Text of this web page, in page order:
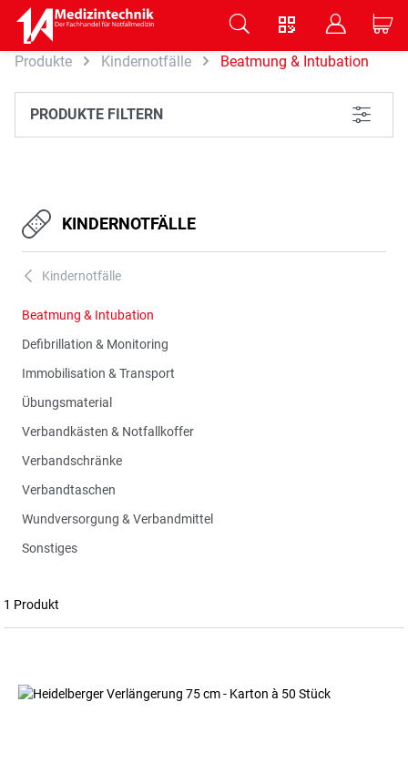
Zum Hauptinhalt springen
V B C
Produkte Kindernotfälle Beatmung & Intubation
PRODUKTE FILTERN L
KINDERNOTFÄLLE
A Kindernotfälle
Beatmung & Intubation
Defibrillation & Monitoring
Immobilisation & Transport
Übungsmaterial
Verbandkästen & Notfallkoffer
Verbandschränke
Verbandtaschen
Wundversorgung & Verbandmittel
Sonstiges
1 Produkt